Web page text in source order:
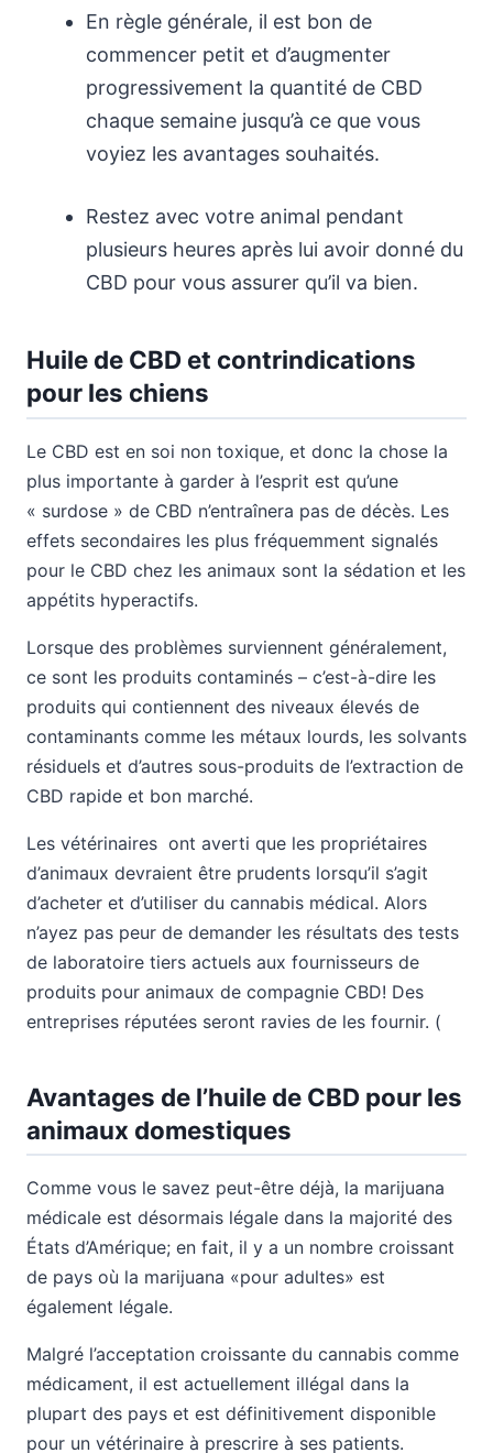
En règle générale, il est bon de
commencer petit et d’augmenter
progressivement la quantité de CBD
chaque semaine jusqu’à ce que vous
voyiez les avantages souhaités.
Restez avec votre animal pendant
plusieurs heures après lui avoir donné du
CBD pour vous assurer qu’il va bien.
Huile de CBD et contrindications
pour les chiens
Le CBD est en soi non toxique, et donc la chose la
plus importante à garder à l’esprit est qu’une
« surdose » de CBD n’entraînera pas de décès. Les
effets secondaires les plus fréquemment signalés
pour le CBD chez les animaux sont la sédation et les
appétits hyperactifs.
Lorsque des problèmes surviennent généralement,
ce sont les produits contaminés – c’est-à-dire les
produits qui contiennent des niveaux élevés de
contaminants comme les métaux lourds, les solvants
résiduels et d’autres sous-produits de l’extraction de
CBD rapide et bon marché.
Les vétérinaires ont averti que les propriétaires
d’animaux devraient être prudents lorsqu’il s’agit
d’acheter et d’utiliser du cannabis médical. Alors
n’ayez pas peur de demander les résultats des tests
de laboratoire tiers actuels aux fournisseurs de
produits pour animaux de compagnie CBD! Des
entreprises réputées seront ravies de les fournir. (
Avantages de l’huile de CBD pour les
animaux domestiques
Comme vous le savez peut-être déjà, la marijuana
médicale est désormais légale dans la majorité des
États d’Amérique; en fait, il y a un nombre croissant
de pays où la marijuana «pour adultes» est
également légale.
Malgré l’acceptation croissante du cannabis comme
médicament, il est actuellement illégal dans la
plupart des pays et est définitivement disponible
pour un vétérinaire à prescrire à ses patients.